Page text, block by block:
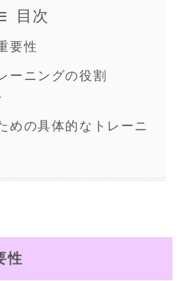
目次
要性
ーニングの役割
めの具体的なトレーニ
性